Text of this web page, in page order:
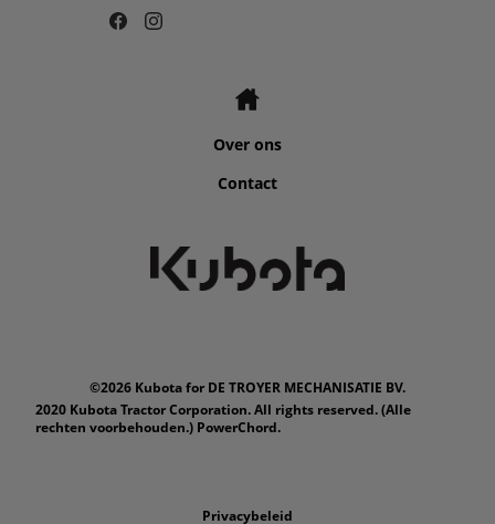
Over ons
Contact
©2026 Kubota for DE TROYER MECHANISATIE BV.
2020 Kubota Tractor Corporation. All rights reserved. (Alle
rechten voorbehouden.) PowerChord.
Privacybeleid